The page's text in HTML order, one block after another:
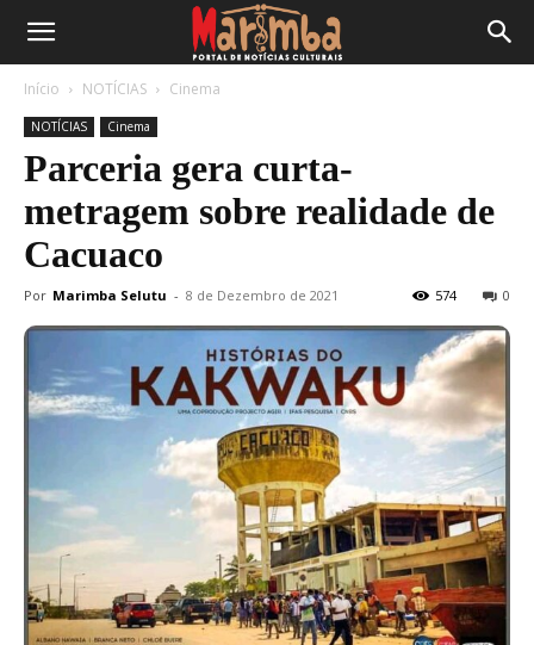
Início NOTÍCIAS Cinema
NOTÍCIAS Cinema
Parceria gera curta-
metragem sobre realidade de
Cacuaco
Por Marimba Selutu - 8 de Dezembro de 2021 0
574